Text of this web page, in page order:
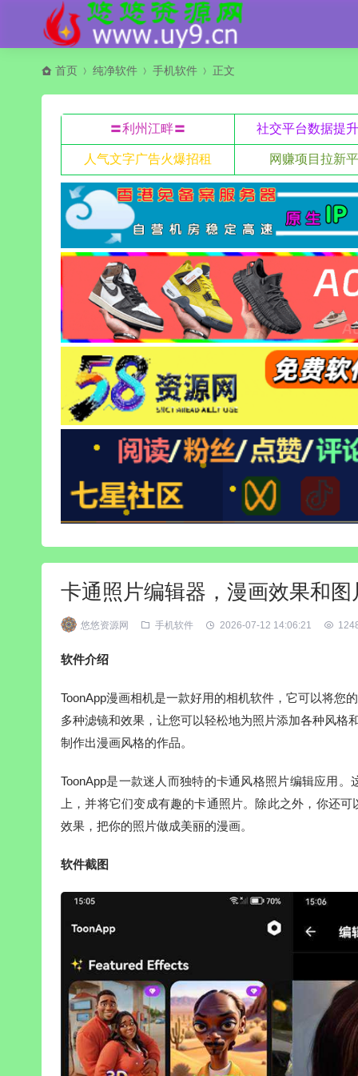
首页 纯净软件 手机软件 正文
〓利州江畔〓 社交平台数据提
人气文字广告火爆招租 网赚项目拉新
卡通照片编辑器，漫画效果和
悠悠资源网 手机软件 2026-07-12 14:06:21
软件介绍
ToonApp漫画相机是一款好用的相机软件，它可以将您
多种滤镜和效果，让您可以轻松地为照片添加各种风格
制作出漫画风格的作品。
ToonApp是一款迷人而独特的卡通风格照片编辑应用
上，并将它们变成有趣的卡通照片。除此之外，你还
效果，把你的照片做成美丽的漫画。
软件截图